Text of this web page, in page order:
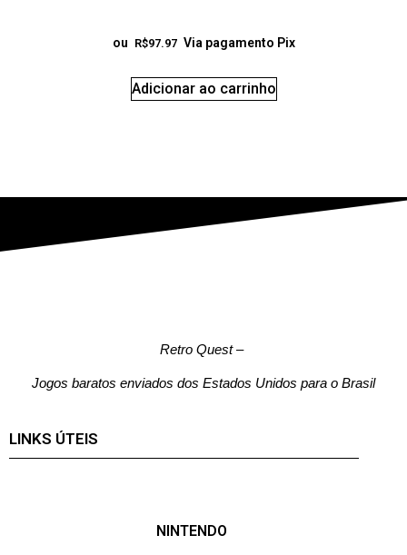
ou R$97.97 Via pagamento Pix
Adicionar ao carrinho
Retro Quest–
Jogos baratos enviados dos Estados Unidos para o Brasil
LINKS ÚTEIS
NINTENDO